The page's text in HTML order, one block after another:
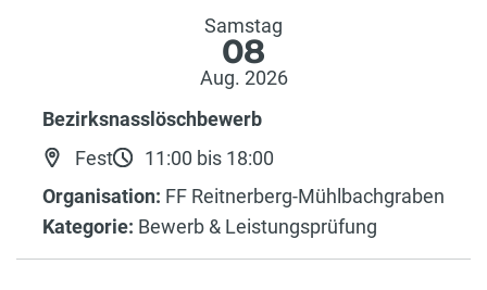
Samstag
08
Aug. 2026
Bezirksnasslöschbewerb
Fest
11:00 bis 18:00
Organisation: FF Reitnerberg-Mühlbachgraben
Kategorie: Bewerb & Leistungsprüfung